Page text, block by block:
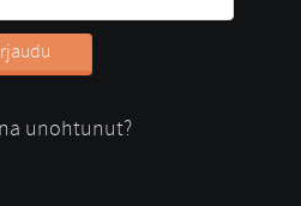
unohtunut?